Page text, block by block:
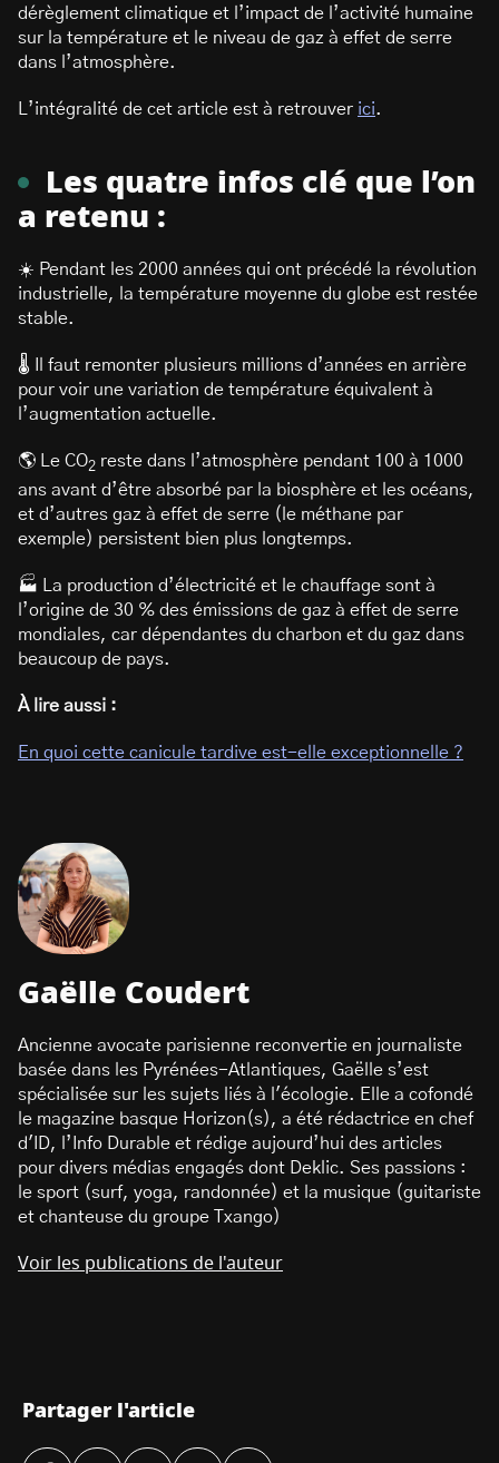
dérèglement climatique et l’impact de l’activité humaine
sur la température et le niveau de gaz à effet de serre
dans l’atmosphère.
L’intégralité de cet article est à retrouver ici.
Les quatre infos clé que l’on
a retenu :
☀️ Pendant les 2000 années qui ont précédé la révolution
industrielle, la température moyenne du globe est restée
stable.
🌡 Il faut remonter plusieurs millions d’années en arrière
pour voir une variation de température équivalent à
l’augmentation actuelle.
🌎 Le CO2 reste dans l’atmosphère pendant 100 à 1000
ans avant d’être absorbé par la biosphère et les océans,
et d’autres gaz à effet de serre (le méthane par
exemple) persistent bien plus longtemps.
🏭 La production d’électricité et le chauffage sont à
l’origine de 30 % des émissions de gaz à effet de serre
mondiales, car dépendantes du charbon et du gaz dans
beaucoup de pays.
À lire aussi :
En quoi cette canicule tardive est-elle exceptionnelle ?
Gaëlle Coudert
Ancienne avocate parisienne reconvertie en journaliste
basée dans les Pyrénées-Atlantiques, Gaëlle s’est
spécialisée sur les sujets liés à l'écologie. Elle a cofondé
le magazine basque Horizon(s), a été rédactrice en chef
d'ID, l’Info Durable et rédige aujourd’hui des articles
pour divers médias engagés dont Deklic. Ses passions :
le sport (surf, yoga, randonnée) et la musique (guitariste
et chanteuse du groupe Txango)
Voir les publications de l'auteur
Partager l'article